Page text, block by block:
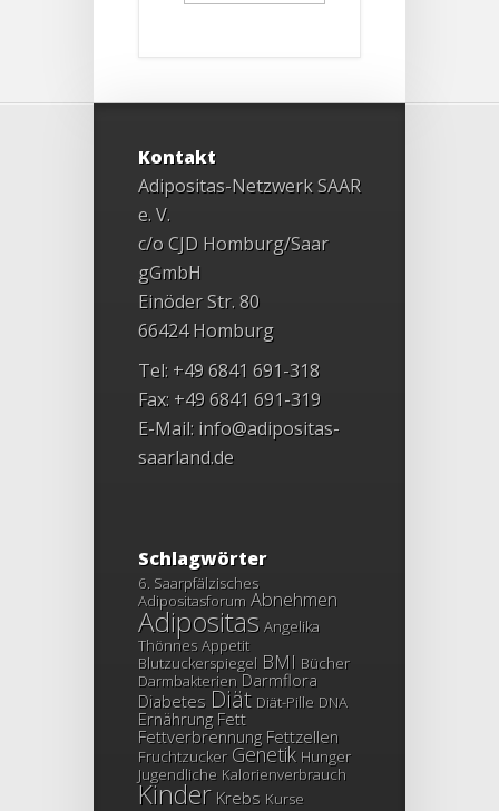
Kontakt
Adipositas-Netzwerk SAAR
e. V.
c/o CJD Homburg/Saar
gGmbH
Einöder Str. 80
66424 Homburg
Tel: +49 6841 691-318
Fax: +49 6841 691-319
E-Mail: info@adipositas-
saarland.de
Schlagwörter
6. Saarpfälzisches
Adipositasforum Abnehmen
Adipositas Angelika
Thönnes Appetit
Blutzuckerspiegel BMI Bücher
Darmbakterien Darmflora
Diabetes Diät Diät-Pille DNA
Ernährung Fett
Fettverbrennung Fettzellen
Fruchtzucker Genetik Hunger
Jugendliche Kalorienverbrauch
Kinder Krebs Kurse